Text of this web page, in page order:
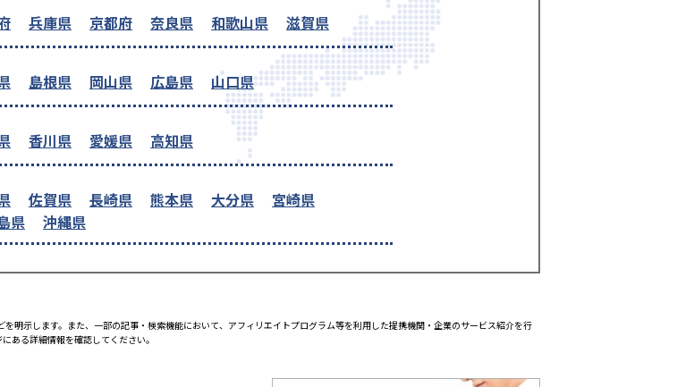
兵庫県 京都府 奈良県 和歌山県 滋賀県
島根県 岡山県 広島県 山口県
香川県 愛媛県 高知県
佐賀県 長崎県 熊本県 大分県
宮崎県
県
沖縄県
示します。また、一部の記事・検索機能において、アフィリエイトプログラム等を利用した提携機関・企業のサービス紹介を行
ある詳細情報を確認してください。